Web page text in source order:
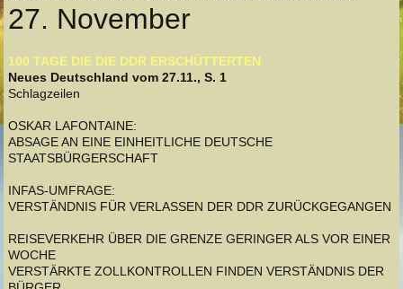
27. November
100 TAGE DIE DIE DDR ERSCHÜTTERTEN
Neues Deutschland vom 27.11., S. 1
Schlagzeilen
OSKAR LAFONTAINE:
ABSAGE AN EINE EINHEITLICHE DEUTSCHE
STAATSBÜRGERSCHAFT
INFAS-UMFRAGE:
VERSTÄNDNIS FÜR VERLASSEN DER DDR ZURÜCKGEGANGEN
REISEVERKEHR ÜBER DIE GRENZE GERINGER ALS VOR EINER
WOCHE
VERSTÄRKTE ZOLLKONTROLLEN FINDEN VERSTÄNDNIS DER